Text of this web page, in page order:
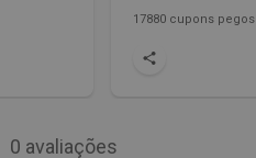
17880 cupons pegos
0 avaliações